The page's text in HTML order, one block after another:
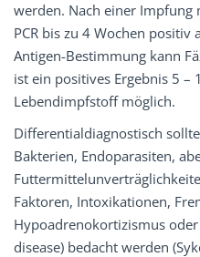
werden. Nach einer
PCR bis zu 4 Wochen
Antigen-Bestimmung kann
ist ein positives Ergebnis 5 –
Lebendimpfstoff möglich.
Differentialdiagnostisch
Bakterien, Endoparasiten,
Faktoren, Intoxikationen,
Hypoadrenokortizismus
disease) bedacht werden